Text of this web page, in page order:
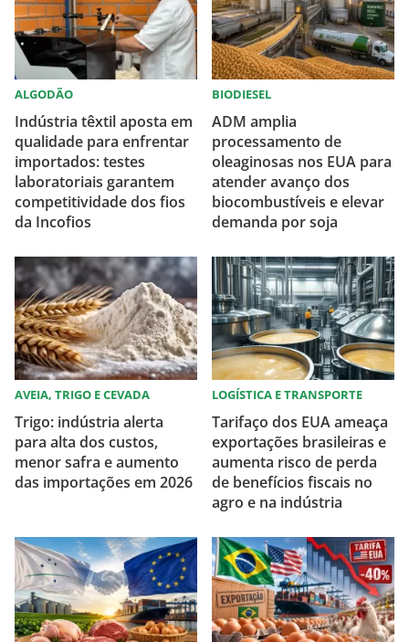
ALGODÃO
Indústria têxtil aposta em
qualidade para enfrentar
importados: testes
laboratoriais garantem
competitividade dos fios
da Incofios
BIODIESEL
ADM amplia
processamento de
oleaginosas nos EUA para
atender avanço dos
biocombustíveis e elevar
demanda por soja
AVEIA, TRIGO E CEVADA
Trigo: indústria alerta
para alta dos custos,
menor safra e aumento
das importações em 2026
LOGÍSTICA E TRANSPORTE
Tarifaço dos EUA ameaça
exportações brasileiras e
aumenta risco de perda
de benefícios fiscais no
agro e na indústria